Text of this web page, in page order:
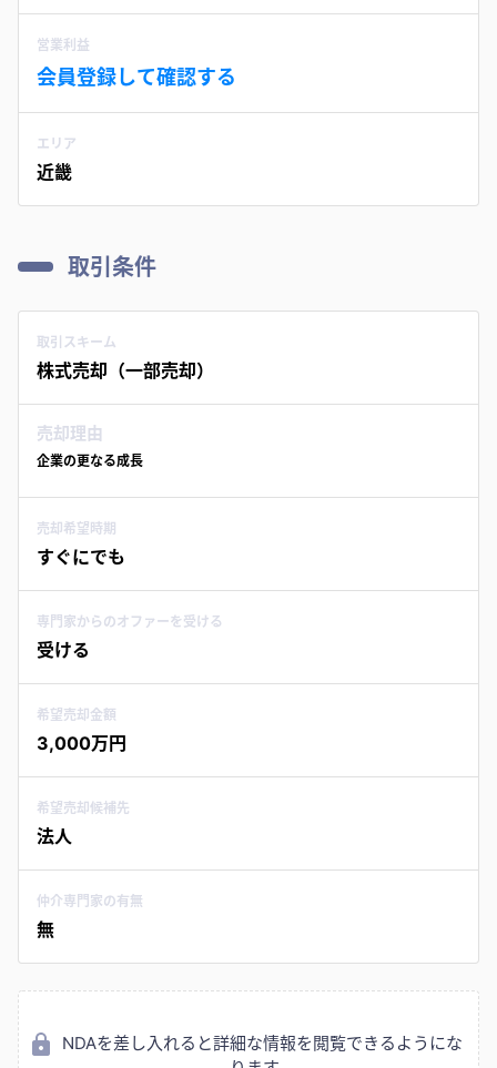
営業利益
会員登録して確認する
エリア
近畿
取引条件
取引スキーム
株式売却（一部売却）
売却理由
企業の更なる成長
売却希望時期
すぐにでも
専門家からのオファーを受ける
受ける
希望売却金額
3,000万円
希望売却候補先
法人
仲介専門家の有無
無
NDAを差し入れると詳細な情報を閲覧できるようにな